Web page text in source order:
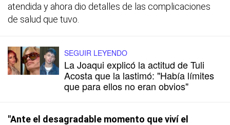
atendida y ahora dio detalles de las complicaciones
de salud que tuvo.
SEGUIR LEYENDO
La Joaqui explicó la actitud de Tuli
Acosta que la lastimó: "Había límites
que para ellos no eran obvios"
"Ante el desagradable momento que viví el